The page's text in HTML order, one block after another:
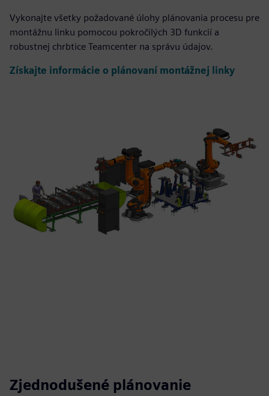
Vykonajte všetky požadované úlohy plánovania procesu pre
montážnu linku pomocou pokročilých 3D funkcií a
robustnej chrbtice Teamcenter na správu údajov.
Získajte informácie o plánovaní montážnej linky
Zjednodušené plánovanie